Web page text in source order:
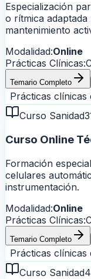
Especialización
o rítmica
mantenimiento
Modalidad:Online
Prácticas Clínicas:
Temario Completo
Prácticas clínicas
Curso Sanidad
Curso Online
Formación
celulares
instrumentación.
Modalidad:Online
Prácticas Clínicas:
Temario Completo
Prácticas clínicas
Curso Sanidad